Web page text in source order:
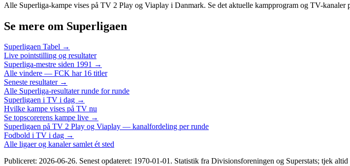
Alle Superliga-kampe vises på TV 2 Play og Viaplay i Danmark. Se det aktuelle kampprogram og TV-kanaler
Se mere om Superligaen
Superligaen Tabel →
Live pointstilling og resultater
Superliga-mestre siden 1991 →
Alle vindere — FCK har 16 titler
Seneste resultater →
Alle Superliga-resultater runde for runde
Superligaen i TV i dag →
Hvilke kampe vises på TV nu
Se topscorerens kampe live →
Superligaen på TV 2 Play og Viaplay — kanalfordeling per runde
Fodbold i TV i dag →
Alle ligaer og kanaler samlet ét sted
Publiceret: 2026-06-26. Senest opdateret: 1970-01-01. Statistik fra Divisionsforeningen og Superstats; tjek